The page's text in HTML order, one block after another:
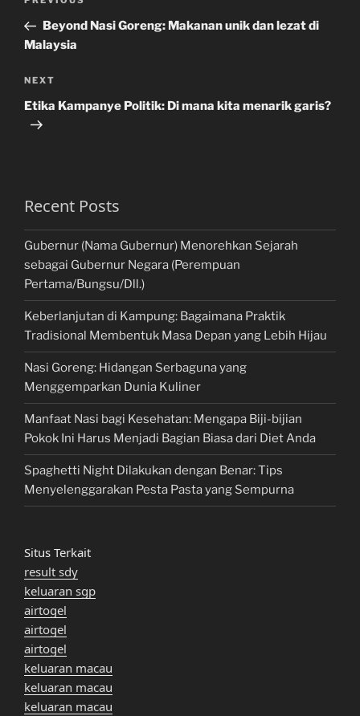
PostBeyond Nasi Goreng: Makanan unik dan lezat di
Malaysia
Next
Post
NEXT
Etika Kampanye Politik: Di mana kita menarik garis?
Recent Posts
Gubernur (Nama Gubernur) Menorehkan Sejarah
sebagai Gubernur Negara (Perempuan
Pertama/Bungsu/Dll.)
Keberlanjutan di Kampung: Bagaimana Praktik
Tradisional Membentuk Masa Depan yang Lebih Hijau
Nasi Goreng: Hidangan Serbaguna yang
Menggemparkan Dunia Kuliner
Manfaat Nasi bagi Kesehatan: Mengapa Biji-bijian
Pokok Ini Harus Menjadi Bagian Biasa dari Diet Anda
Spaghetti Night Dilakukan dengan Benar: Tips
Menyelenggarakan Pesta Pasta yang Sempurna
Situs Terkait
result sdy
keluaran sgp
airtogel
airtogel
airtogel
keluaran macau
keluaran macau
keluaran macau